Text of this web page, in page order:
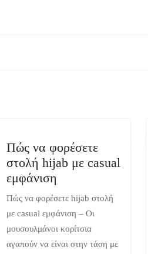
Πώς να φορέσετε
στολή hijab με casual
εμφάνιση
φορέσετε
στολή
hijab
Πώς να φορέσετε hijab στολή
με casual εμφάνιση – Οι
μουσουλμάνοι κορίτσια
αγαπούν να είναι στην τάση με